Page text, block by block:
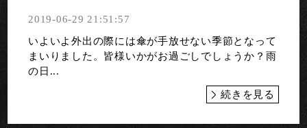
2019-06-29 21:51:57
いよいよ外出の際には傘が手放せない季節となって
まいりました。皆様いかがお過ごしでしょうか？雨
の日...
続きを見る